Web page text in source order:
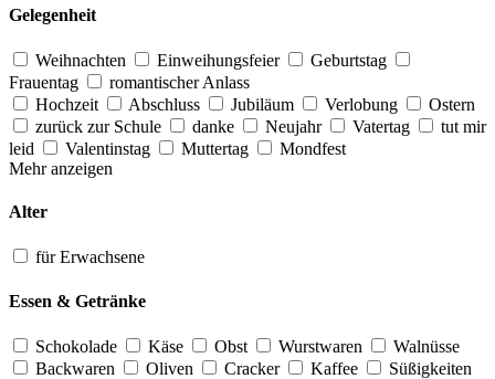
Gelegenheit
Weihnachten Einweihungsfeier
Geburtstag
Frauentag
romantischer Anlass
Hochzeit
Abschluss Jubiläum Verlobung
Ostern
zurück zur Schule
danke Neujahr Vatertag
tut mir
leid
Valentinstag Muttertag
Mondfest
Mehr anzeigen
Alter
für Erwachsene
Essen & Getränke
Schokolade Käse Obst Wurstwaren
Walnüsse
Backwaren
Oliven Cracker Kaffee
Süßigkeiten